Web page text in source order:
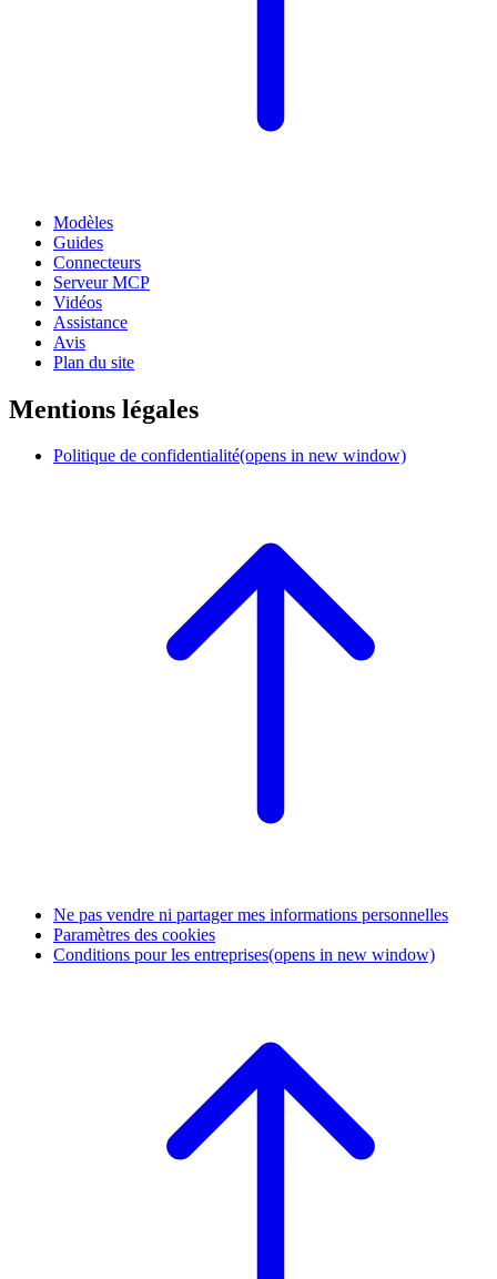
Modèles
Guides
Connecteurs
Serveur MCP
Vidéos
Assistance
Avis
Plan du site
Mentions légales
Politique de confidentialité(opens in new window)
Ne pas vendre ni partager mes informations personnelles
Paramètres des cookies
Conditions pour les entreprises(opens in new window)